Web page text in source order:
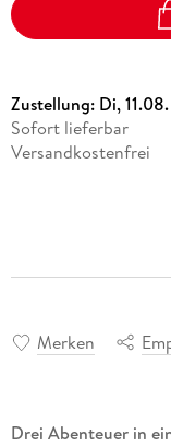
Zustellung: Di,
Sofort lieferbar
Versandkostenfrei
Merken
Drei Abenteuer in